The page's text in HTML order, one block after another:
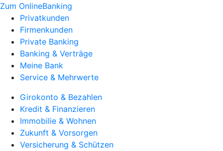
Zum OnlineBanking
Privatkunden
Firmenkunden
Private Banking
Banking & Verträge
Meine Bank
Service & Mehrwerte
Girokonto & Bezahlen
Kredit & Finanzieren
Immobilie & Wohnen
Zukunft & Vorsorgen
Versicherung & Schützen